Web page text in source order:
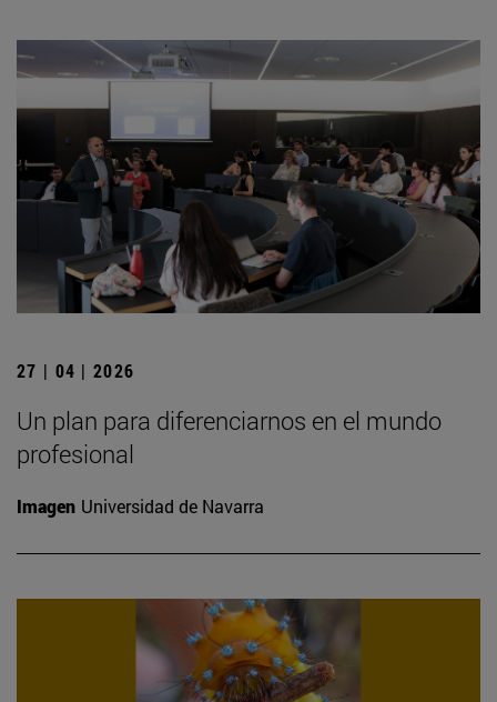
27 | 04 | 2026
Un plan para diferenciarnos en el mundo
profesional
Imagen Universidad de Navarra